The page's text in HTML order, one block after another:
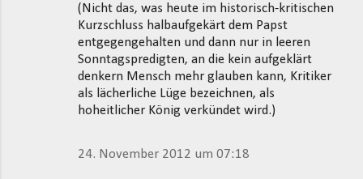
(Nicht das, was heute im historisch-kritischen
Kurzschluss halbaufgekärt dem Papst
entgegengehalten und dann nur in leeren
Sonntagspredigten, an die kein aufgeklärt
denkern Mensch mehr glauben kann, Kritiker
als lächerliche Lüge bezeichnen, als
hoheitlicher König verkündet wird.)
24. November 2012 um 07:18